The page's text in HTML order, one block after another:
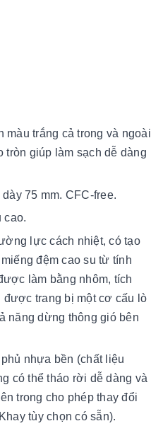
màu trắng cả trong và ngoài
tròn giúp làm sạch dễ dàng
75 mm. CFC-free.
cao.
lực cách nhiệt, có tạo
đệm cao su từ tính
làm bằng nhôm, tích
trang bị một cơ cấu lò
năng dừng thông gió bên
nhựa bền (chất liệu
có thể tháo rời dễ dàng và
trong cho phép thay đổi
tùy chọn có sẵn).